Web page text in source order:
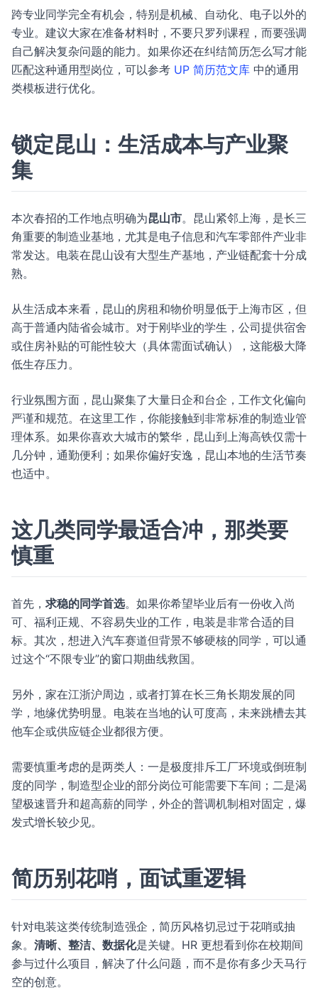
跨专业同学完全有机会，特别是机械、自动化、电子以外的
专业。建议大家在准备材料时，不要只罗列课程，而要强调
自己解决复杂问题的能力。如果你还在纠结简历怎么写才能
匹配这种通用型岗位，可以参考 UP 简历范文库 中的通用
类模板进行优化。
锁定昆山：生活成本与产业聚
集
本次春招的工作地点明确为昆山市。昆山紧邻上海，是长三
角重要的制造业基地，尤其是电子信息和汽车零部件产业非
常发达。电装在昆山设有大型生产基地，产业链配套十分成
熟。
从生活成本来看，昆山的房租和物价明显低于上海市区，但
高于普通内陆省会城市。对于刚毕业的学生，公司提供宿舍
或住房补贴的可能性较大（具体需面试确认），这能极大降
低生存压力。
行业氛围方面，昆山聚集了大量日企和台企，工作文化偏向
严谨和规范。在这里工作，你能接触到非常标准的制造业管
理体系。如果你喜欢大城市的繁华，昆山到上海高铁仅需十
几分钟，通勤便利；如果你偏好安逸，昆山本地的生活节奏
也适中。
这几类同学最适合冲，那类要
慎重
首先， 求稳的同学首选。如果你希望毕业后有一份收入尚
可、福利正规、不容易失业的工作，电装是非常合适的目
标。其次，想进入汽车赛道但背景不够硬核的同学，可以通
过这个“不限专业”的窗口期曲线救国。
另外，家在江浙沪周边，或者打算在长三角长期发展的同
学，地缘优势明显。电装在当地的认可度高，未来跳槽去其
他车企或供应链企业都很方便。
需要慎重考虑的是两类人：一是极度排斥工厂环境或倒班制
度的同学，制造型企业的部分岗位可能需要下车间；二是渴
望极速晋升和超高薪的同学，外企的普调机制相对固定，爆
发式增长较少见。
简历别花哨，面试重逻辑
针对电装这类传统制造强企，简历风格切忌过于花哨或抽
象。 清晰、整洁、数据化是关键。HR 更想看到你在校期间
参与过什么项目，解决了什么问题，而不是你有多少天马行
空的创意。